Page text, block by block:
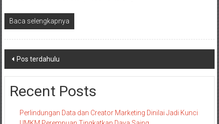
Baca selengkapnya
Navigasi
pos
Pos terdahulu
Recent Posts
Perlindungan Data dan Creator Marketing Dinilai Jadi Kunci